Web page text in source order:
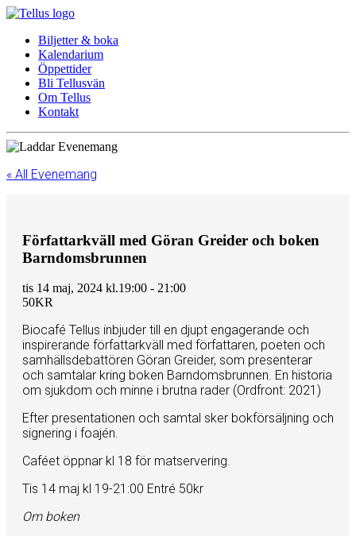
Biljetter & boka
Kalendarium
Öppettider
Bli Tellusvän
Om Tellus
Kontakt
« All Evenemang
Författarkväll med Göran Greider och boken
Barndomsbrunnen
tis 14 maj, 2024 kl.19:00 - 21:00
50KR
Biocafé Tellus inbjuder till en djupt engagerande och
inspirerande författarkväll med författaren, poeten och
samhällsdebattören Göran Greider, som presenterar
och samtalar kring boken Barndomsbrunnen. En historia
om sjukdom och minne i brutna rader (Ordfront: 2021)
Efter presentationen och samtal sker bokförsäljning och
signering i foajén.
Caféet öppnar kl 18 för matservering.
Tis 14 maj kl 19-21:00 Entré 50kr
Om boken